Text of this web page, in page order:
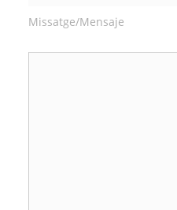
Missatge/Mensaje